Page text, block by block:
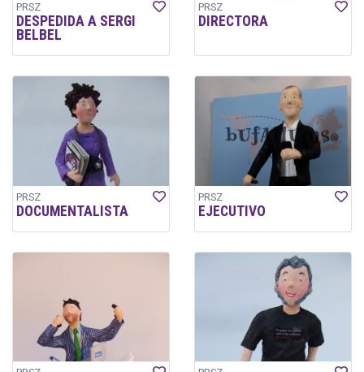
PRSZ
DESPEDIDA A SERGI
BELBEL
PRSZ
DIRECTORA
PRSZ
DOCUMENTALISTA
PRSZ
EJECUTIVO